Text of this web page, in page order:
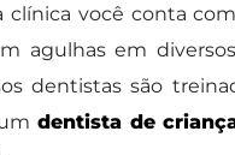
clínica você conta
agulhas em
dentistas são
umdentista de